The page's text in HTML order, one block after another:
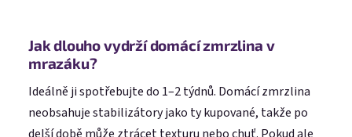
Jak dlouho vydrží domácí zmrzlina v
mrazáku?
Ideálně ji spotřebujte do 1–2 týdnů. Domácí zmrzlina
neobsahuje stabilizátory jako ty kupované, takže po